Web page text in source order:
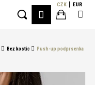
CZK EUR
Hledat
Nákupní
Bez kostic
Push-up podprsenka